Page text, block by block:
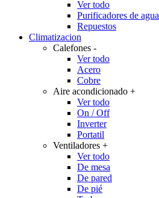
Ver todo
Purificadores de agua
Repuestos
Climatizacion
Calefones -
Ver todo
Acero
Cobre
Aire acondicionado +
Ver todo
On / Off
Inverter
Portatil
Ventiladores +
Ver todo
De mesa
De pared
De pié